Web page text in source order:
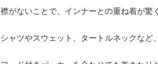
襟がないことで、インナーとの重ね着が驚
シャツやスウェット、タートルネックなど